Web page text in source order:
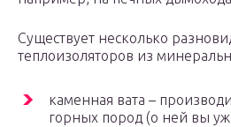
Существует несколько
теплоизоляторов из
каменная вата –
горных пород (о ней вы